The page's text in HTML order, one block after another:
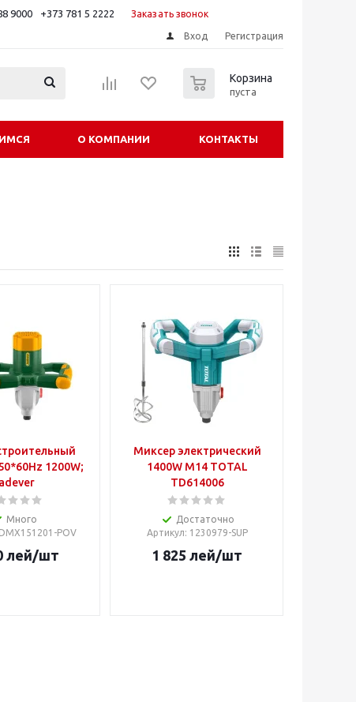
9000 +373 781 5 2222 Заказать звонок
Вход Регистрация
Корзина
пуста
О КОМПАНИИ КОНТАКТЫ
1200W;
Много
POV
лей/шт
Миксер электрический
1400W M14 TOTAL
TD614006
Достаточно
Артикул: 1230979-SUP
1 825 лей/шт